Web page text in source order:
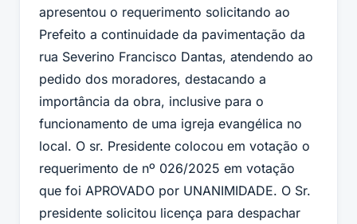
apresentou o requerimento solicitando ao
Prefeito a continuidade da pavimentação da
rua Severino Francisco Dantas, atendendo ao
pedido dos moradores, destacando a
importância da obra, inclusive para o
funcionamento de uma igreja evangélica no
local. O sr. Presidente colocou em votação o
requerimento de nº 026/2025 em votação
que foi APROVADO por UNANIMIDADE. O Sr.
presidente solicitou licença para despachar